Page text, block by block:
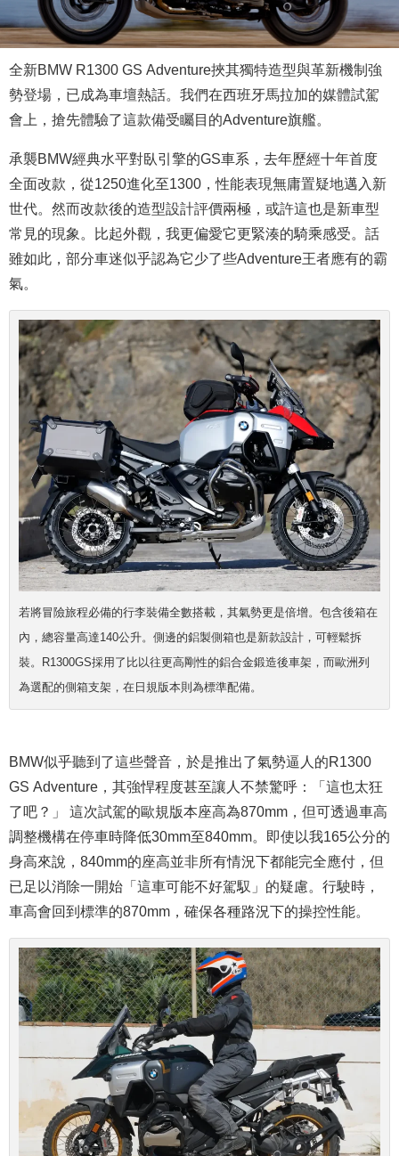
全新BMW R1300 GS Adventure挾其獨特造型與革新機制強
勢登場，已成為車壇熱話。我們在西班牙馬拉加的媒體試駕
會上，搶先體驗了這款備受矚目的Adventure旗艦。
承襲BMW經典水平對臥引擎的GS車系，去年歷經十年首度
全面改款，從1250進化至1300，性能表現無庸置疑地邁入新
世代。然而改款後的造型設計評價兩極，或許這也是新車型
常見的現象。比起外觀，我更偏愛它更緊湊的騎乘感受。話
雖如此，部分車迷似乎認為它少了些Adventure王者應有的霸
氣。
若將冒險旅程必備的行李裝備全數搭載，其氣勢更是倍增。包含後箱在
內，總容量高達140公升。側邊的鋁製側箱也是新款設計，可輕鬆拆
裝。R1300GS採用了比以往更高剛性的鋁合金鍛造後車架，而歐洲列
為選配的側箱支架，在日規版本則為標準配備。
BMW似乎聽到了這些聲音，於是推出了氣勢逼人的R1300
GS Adventure，其強悍程度甚至讓人不禁驚呼：「這也太狂
了吧？」 這次試駕的歐規版本座高為870mm，但可透過車高
調整機構在停車時降低30mm至840mm。即使以我165公分的
身高來說，840mm的座高並非所有情況下都能完全應付，但
已足以消除一開始「這車可能不好駕馭」的疑慮。行駛時，
車高會回到標準的870mm，確保各種路況下的操控性能。